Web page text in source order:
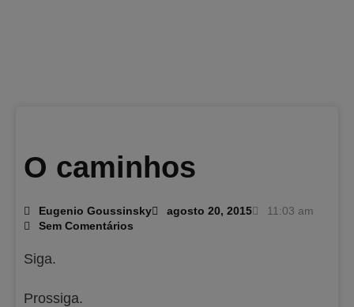
O caminhos
Eugenio Goussinsky agosto 20, 2015
11:03 am
Sem Comentários
Siga.
Prossiga.